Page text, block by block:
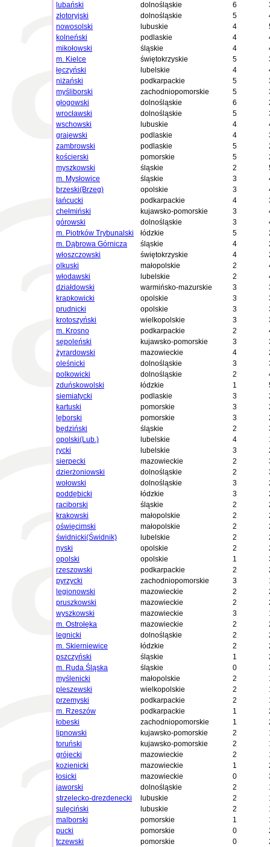
lubański
dolnośląskie 6
złotoryjski
dolnośląskie 5
nowosolski
lubuskie 4
kolneński
podlaskie 4
mikołowski
śląskie 4
m. Kielce
świętokrzyskie 5
łęczyński
lubelskie 4
niżański
podkarpackie 5
myśliborski
zachodniopomorskie 5
głogowski
dolnośląskie 6
wrocławski
dolnośląskie 5
wschowski
lubuskie 4
grajewski
podlaskie 4
zambrowski
podlaskie 5
kościerski
pomorskie 5
myszkowski
śląskie 2
m. Mysłowice
śląskie 3
brzeski(Brzeg)
opolskie 3
łańcucki
podkarpackie 4
chełmiński
kujawsko-pomorskie 3
górowski
dolnośląskie 3
m. Piotrków Trybunalski
łódzkie 5
m. Dąbrowa Górnicza
śląskie 4
włoszczowski
świętokrzyskie 4
olkuski
małopolskie 2
włodawski
lubelskie 2
działdowski
warmińsko-mazurskie 3
krapkowicki
opolskie 3
prudnicki
opolskie 3
krotoszyński
wielkopolskie 3
m. Krosno
podkarpackie 2
sępoleński
kujawsko-pomorskie 3
żyrardowski
mazowieckie 4
oleśnicki
dolnośląskie 3
polkowicki
dolnośląskie 2
zduńskowolski
łódzkie 1
siemiatycki
podlaskie 3
kartuski
pomorskie 3
lęborski
pomorskie 3
będziński
śląskie 2
opolski(Lub.)
lubelskie 4
rycki
lubelskie 3
sierpecki
mazowieckie 2
dzierżoniowski
dolnośląskie 2
wołowski
dolnośląskie 3
poddębicki
łódzkie 3
raciborski
śląskie 2
krakowski
małopolskie 2
oświęcimski
małopolskie 2
świdnicki(Świdnik)
lubelskie 2
nyski
opolskie 2
opolski
opolskie 1
rzeszowski
podkarpackie 2
pyrzycki
zachodniopomorskie 3
legionowski
mazowieckie 2
pruszkowski
mazowieckie 2
wyszkowski
mazowieckie 3
m. Ostrołęka
mazowieckie 2
legnicki
dolnośląskie 2
m. Skierniewice
łódzkie 2
pszczyński
śląskie 1
m. Ruda Śląska
śląskie 0
myślenicki
małopolskie 2
pleszewski
wielkopolskie 2
przemyski
podkarpackie 2
m. Rzeszów
podkarpackie 1
łobeski
zachodniopomorskie 1
lipnowski
kujawsko-pomorskie 2
toruński
kujawsko-pomorskie 2
grójecki
mazowieckie 2
kozienicki
mazowieckie 1
łosicki
mazowieckie 0
jaworski
dolnośląskie 2
strzelecko-drezdenecki
lubuskie 2
sulęciński
lubuskie 2
malborski
pomorskie 1
pucki
pomorskie 0
tczewski
pomorskie 0